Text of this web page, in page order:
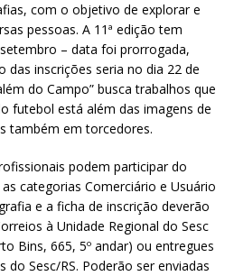
com o objetivo de explorar e
pessoas. A 11ª edição tem
– data foi prorrogada,
das inscrições seria no dia 22 de
do Campo” busca trabalhos que
futebol está além das imagens de
também em torcedores.
podem participar do
categorias Comerciário e Usuário
e a ficha de inscrição deverão
à Unidade Regional do Sesc
Bins, 665, 5º andar) ou entregues
do Sesc/RS. Poderão ser enviadas